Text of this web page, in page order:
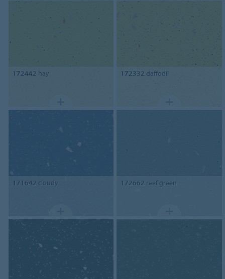
172442 hay 172332 daffodil
171642 cloudy 172662 reef green